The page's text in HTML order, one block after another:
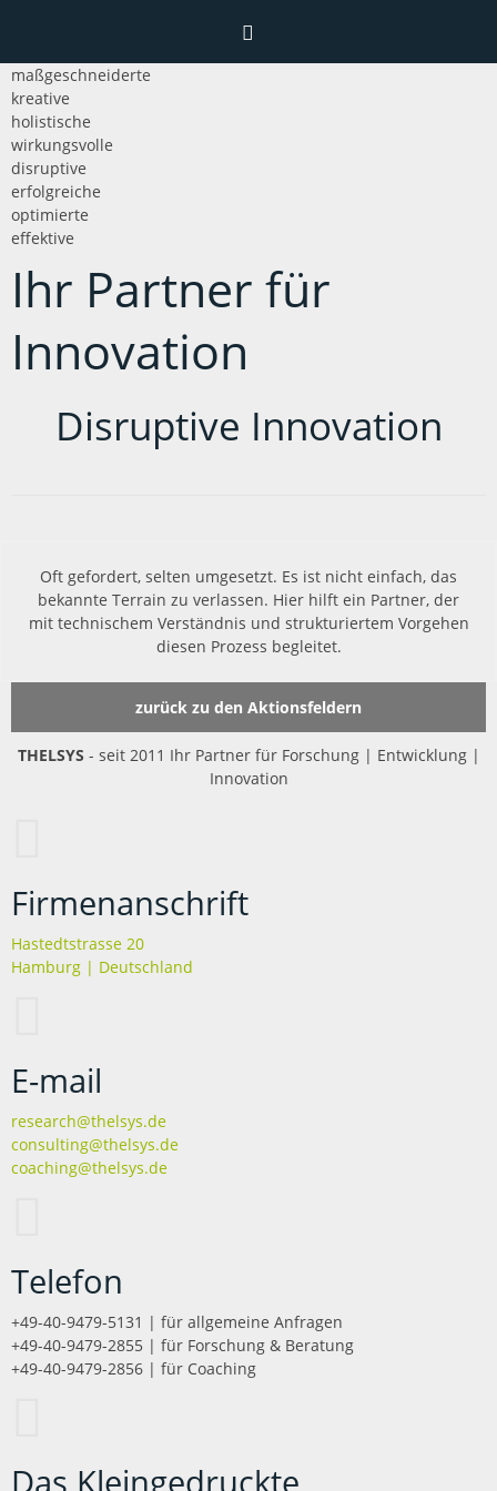
English
maßgeschneiderte
kreative
holistische
wirkungsvolle
disruptive
erfolgreiche
optimierte
effektive
Ihr Partner für
Innovation
Disruptive Innovation
Oft gefordert, selten umgesetzt. Es ist nicht einfach, das
bekannte Terrain zu verlassen. Hier hilft ein Partner, der
mit technischem Verständnis und strukturiertem Vorgehen
diesen Prozess begleitet.
zurück zu den Aktionsfeldern
THELSYS - seit 2011 Ihr Partner für Forschung | Entwicklung |
Innovation
Firmenanschrift
Hastedtstrasse 20
Hamburg | Deutschland
E-mail
research@thelsys.de
consulting@thelsys.de
coaching@thelsys.de
Telefon
+49-40-9479-5131 | für allgemeine Anfragen
+49-40-9479-2855 | für Forschung & Beratung
+49-40-9479-2856 | für Coaching
Das Kleingedruckte